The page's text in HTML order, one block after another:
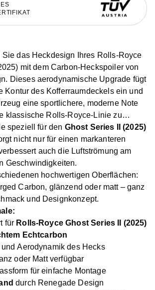
das Heckdesign Ihres Rolls-Royce
mit dem Carbon-Heckspoiler von
Dieses aerodynamische Upgrade fügt
Kontur des Kofferraumdeckels ein und
eine sportlichere, moderne Note
klassische Rolls-Royce-Linie zu
speziell für den Ghost Series II (2025)
nicht nur für einen markanteren
auch die Luftströmung am
Geschwindigkeiten.
hochwertigen Oberflächen:
Carbon, glänzend oder matt – ganz
und Designkonzept.
für Rolls-Royce Ghost Series II (2025)
Echtcarbon
Aerodynamik des Hecks
oder Matt verfügbar
für einfache Montage
durch Renegade Design